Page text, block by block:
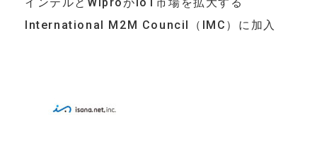
International M2M Council（IMC）に加入